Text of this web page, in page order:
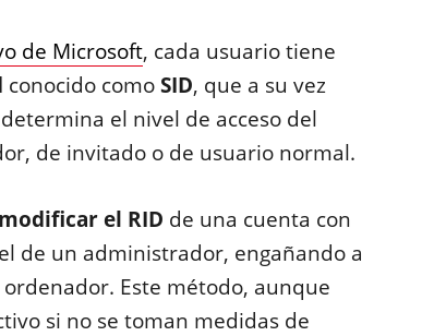
de Microsoft, cada usuario tiene
conocido comoSID, que a su vez
el nivel de acceso del
de invitado o de usuario normal.
el RID de una cuenta con
de un administrador, engañando a
Este método, aunque
si no se toman medidas de